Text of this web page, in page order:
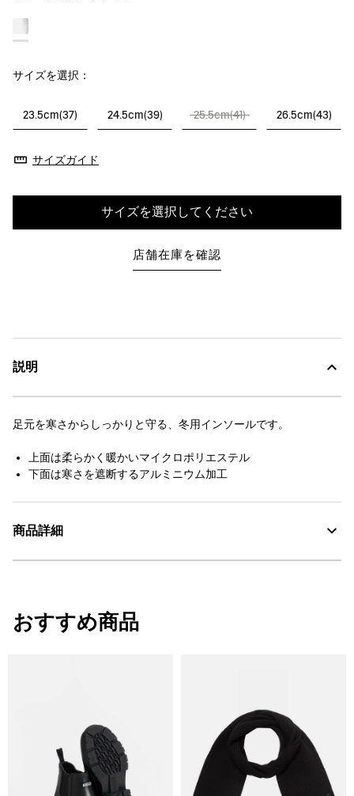
サイズを選択：
23.5cm(37) 24.5cm(39) 25.5cm(41) 26.5cm(43)
サイズガイド
サイズを選択してください
店舗在庫を確認
説明
足元を寒さからしっかりと守る、冬用インソールです。
上面は柔らかく暖かいマイクロポリエステル
下面は寒さを遮断するアルミニウム加工
商品詳細
・原産国：フランス
・素材：本体 1：100%シンセティック
おすすめ商品